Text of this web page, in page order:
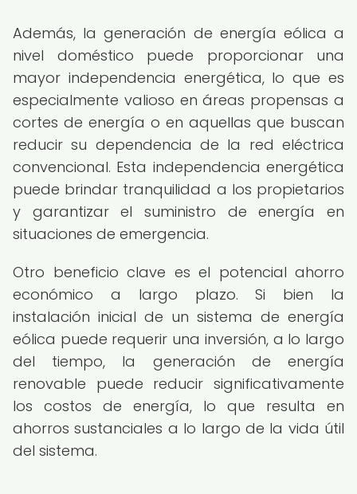
Además, la generación de energía eólica a
nivel doméstico puede proporcionar una
mayor independencia energética, lo que es
especialmente valioso en áreas propensas a
cortes de energía o en aquellas que buscan
reducir su dependencia de la red eléctrica
convencional. Esta independencia energética
puede brindar tranquilidad a los propietarios
y garantizar el suministro de energía en
situaciones de emergencia.
Otro beneficio clave es el potencial ahorro
económico a largo plazo. Si bien la
instalación inicial de un sistema de energía
eólica puede requerir una inversión, a lo largo
del tiempo, la generación de energía
renovable puede reducir significativamente
los costos de energía, lo que resulta en
ahorros sustanciales a lo largo de la vida útil
del sistema.